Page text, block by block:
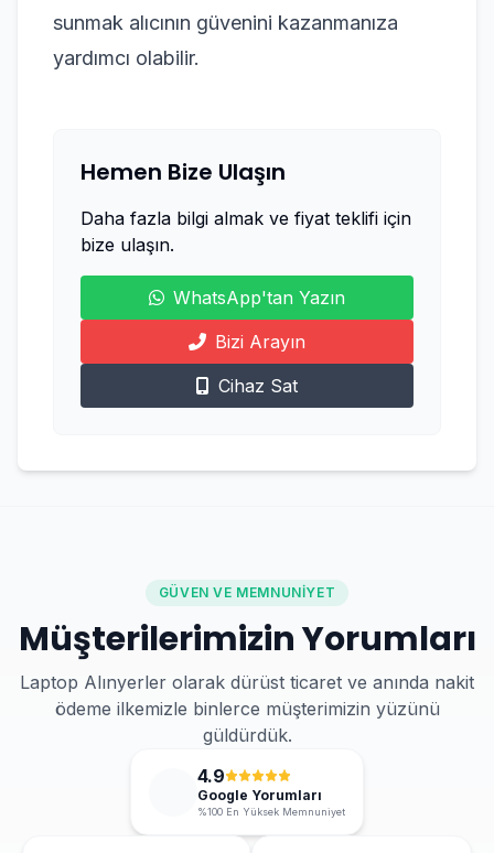
sunmak alıcının güvenini kazanmanıza
yardımcı olabilir.
Hemen Bize Ulaşın
Daha fazla bilgi almak ve fiyat teklifi için
bize ulaşın.
WhatsApp'tan Yazın
Bizi Arayın
Cihaz Sat
GÜVEN VE MEMNUNIYET
Müşterilerimizin Yorumları
Laptop Alınyerler olarak dürüst ticaret ve anında nakit
ödeme ilkemizle binlerce müşterimizin yüzünü
güldürdük.
4.9
Google Yorumları
%100 En Yüksek Memnuniyet